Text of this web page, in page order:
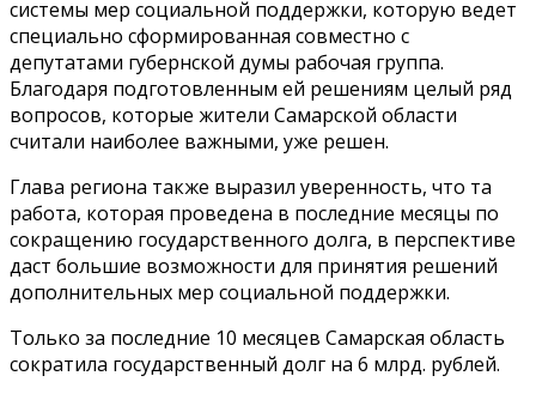
системы мер социальной поддержки, которую ведет
специально сформированная совместно с
депутатами губернской думы рабочая группа.
Благодаря подготовленным ей решениям целый ряд
вопросов, которые жители Самарской области
считали наиболее важными, уже решен.
Глава региона также выразил уверенность, что та
работа, которая проведена в последние месяцы по
сокращению государственного долга, в перспективе
даст большие возможности для принятия решений
дополнительных мер социальной поддержки.
Только за последние 10 месяцев Самарская область
сократила государственный долг на 6 млрд. рублей.